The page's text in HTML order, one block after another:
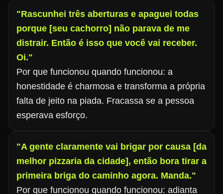
"Rascunhei três aberturas e apaguei todas
porque [seu cachorro] não parava de me
distrair. Então é isso que você vai receber.
Oi."
Por que funcionou quando funcionou: a
honestidade é charmosa e transforma a própria
falta de jeito na piada. Fracassa se a pessoa
esperava esforço.
"A gente claramente vai brigar por causa [da
melhor pizzaria da cidade], então bora tirar a
primeira briga do caminho agora. Manda."
Por que funcionou quando funcionou: adianta